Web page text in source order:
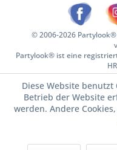
© 2006-2026
Partylook® ist eine
Diese Website
Betrieb der Website
werden. Andere